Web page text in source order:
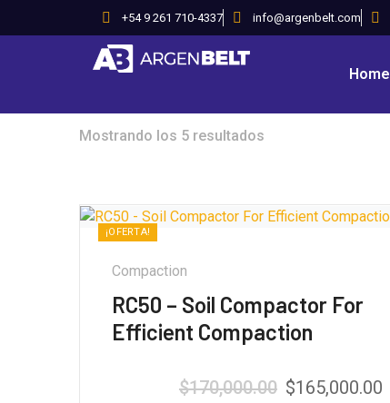
+54 9 261 710-4337 info@argenbelt.com
Home
Mostrando los 5 resultados
¡OFERTA!
Compaction
RC50 – Soil Compactor For
Efficient Compaction
Valorado con
$170,000.00 $165,000.00